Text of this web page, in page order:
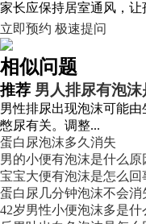
家长应保持居室通风，让
立即预约 极速提问
相似问题
推荐 男人排尿有泡沫
男性排尿出现泡沫可能
憋尿有关。调整...
蛋白尿泡沫多久消失
男的小便有泡沫是什么原
宝宝大便有泡沫是怎么回
蛋白尿几分钟泡沫不会消
42岁男性小便泡沫多是什